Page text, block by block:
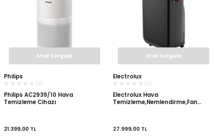
Stok Sorgula
Philips
(0)
Philips AC2939/10 Hava
Temizleme Cihazı
21.399,00 TL
Stok Sorgula
Electrolux
(0)
Electrolux Hava
Temizleme,Nemlendirme,Fan
27.999,00 TL